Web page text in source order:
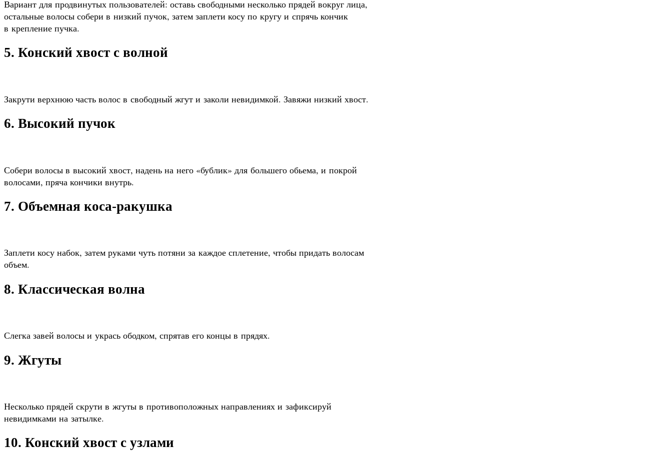
Вариант для продвинутых пользователей: оставь свободными несколько прядей вокруг лица,
остальные волосы собери в низкий пучок, затем заплети косу по кругу и спрячь кончик
в крепление пучка.
5. Конский хвост с волной
Закрути верхнюю часть волос в свободный жгут и заколи невидимкой. Завяжи низкий хвост.
6. Высокий пучок
Собери волосы в высокий хвост, надень на него «бублик» для большего обьема, и покрой
волосами, пряча кончики внутрь.
7. Объемная коса-ракушка
Заплети косу набок, затем руками чуть потяни за каждое сплетение, чтобы придать волосам
объем.
8. Классическая волна
Слегка завей волосы и укрась ободком, спрятав его концы в прядях.
9. Жгуты
Несколько прядей скрути в жгуты в противоположных направлениях и зафиксируй
невидимками на затылке.
10. Конский хвост с узлами